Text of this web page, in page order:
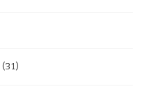
(31)